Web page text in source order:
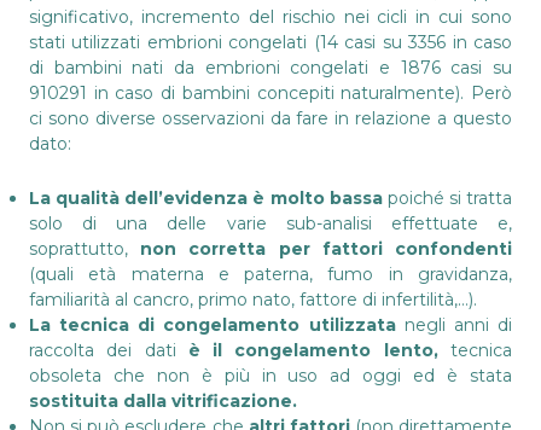
significativo, incremento del rischio nei cicli in cui sono
stati utilizzati embrioni congelati (14 casi su 3356 in caso
di bambini nati da embrioni congelati e 1876 casi su
910291 in caso di bambini concepiti naturalmente). Però
ci sono diverse osservazioni da fare in relazione a questo
dato:
La qualità dell’evidenza è molto bassapoiché si tratta
solo di una delle varie sub-analisi effettuate e,
soprattutto, non corretta per fattori confondenti
(quali età materna e paterna, fumo in gravidanza,
familiarità al cancro, primo nato, fattore di infertilità,…).
La tecnica di congelamento utilizzatanegli anni di
raccolta dei dati è il congelamento lento,tecnica
obsoleta che non è più in uso ad oggi ed è stata
sostituita dalla vitrificazione.